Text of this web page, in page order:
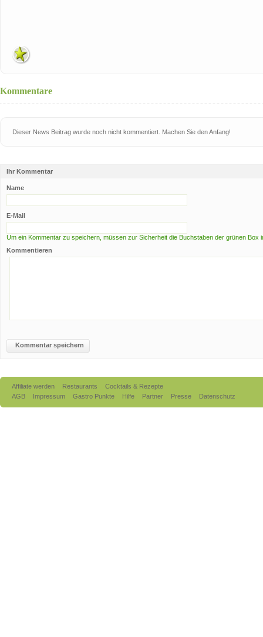
Kommentare
Dieser News Beitrag wurde noch nicht kommentiert. Machen Sie den Anfang!
Ihr Kommentar
Name
E-Mail
Um ein Kommentar zu speichern, müssen zur Sicherheit die Buchstaben der grünen
Kommentieren
Kommentar speichern
Affiliate werden Restaurants
Cocktails & Rezepte
AGB
Impressum Gastro Punkte Hilfe Partner Presse Datenschutz